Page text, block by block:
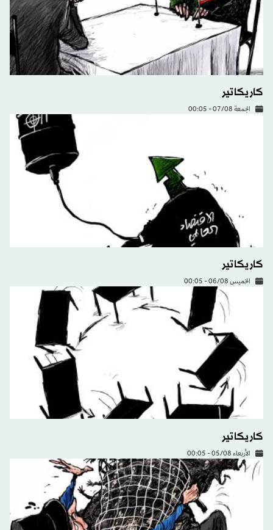
كاريكاتير
الجمعة 07/08 - 00:05
كاريكاتير
الخميس 06/08 - 00:05
كاريكاتير
الأربعاء 05/08 - 00:05